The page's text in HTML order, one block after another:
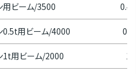
用ビーム/3500 0.49
0.5t用ビーム/4000 0.5
1t用ビーム/2000 1